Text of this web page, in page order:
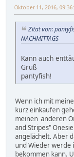
Oktober 11, 2016,
Zitat von:
NACHMITTAGS
Kann auch
Gruß
pantyfish!
Wenn ich mit
kurz einkaufen
meinen anderen
and Stripes"
angelächelt. Aber
und Wieder werde
bekommen kann.